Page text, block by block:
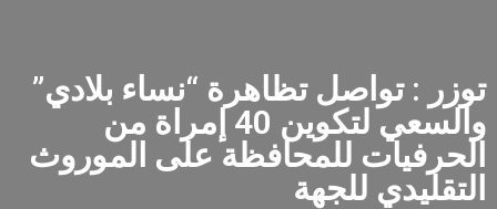
توزر : تواصل تظاهرة “نساء بلادي”
والسعي لتكوين 40 إمراة من
الحرفيات للمحافظة على الموروث
التقليدي للجهة